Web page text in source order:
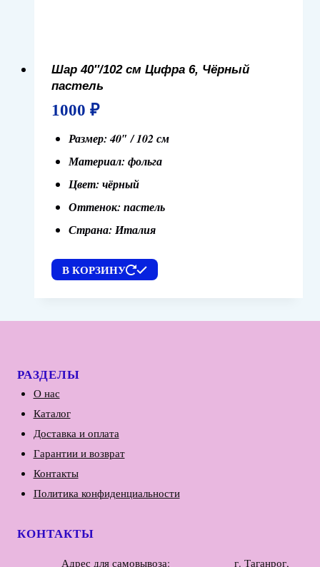
Шар 40″/102 см Цифра 6, Чёрный
пастель
1000 ₽
Размер: 40″ / 102 см
Материал: фольга
Цвет: чёрный
Оттенок: пастель
Страна: Италия
В КОРЗИНУ
РАЗДЕЛЫ
О нас
Каталог
Доставка и оплата
Гарантии и возврат
Контакты
Политика конфиденциальности
КОНТАКТЫ
Адрес для самовывоза: г. Таганрог,